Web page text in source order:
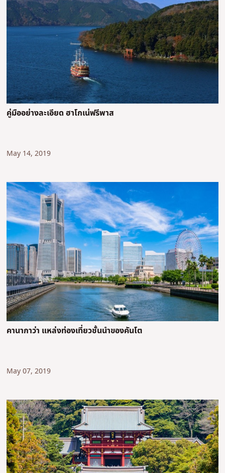
คู่มืออย่างละเอียด ฮาโกเน่ฟรีพาส
May 14, 2019
คานากาว่า แหล่งท่องเที่ยวชั้นนำของคันโต
May 07, 2019